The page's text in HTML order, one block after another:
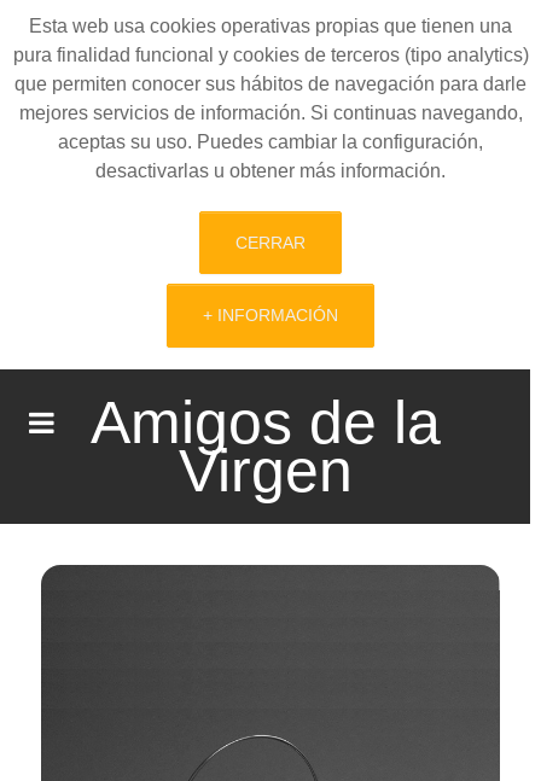
Esta web usa cookies operativas propias que tienen una
pura finalidad funcional y cookies de terceros (tipo analytics)
que permiten conocer sus hábitos de navegación para darle
mejores servicios de información. Si continuas navegando,
aceptas su uso. Puedes cambiar la configuración,
desactivarlas u obtener más información.
CERRAR
+ INFORMACIÓN
Amigos de la
Virgen